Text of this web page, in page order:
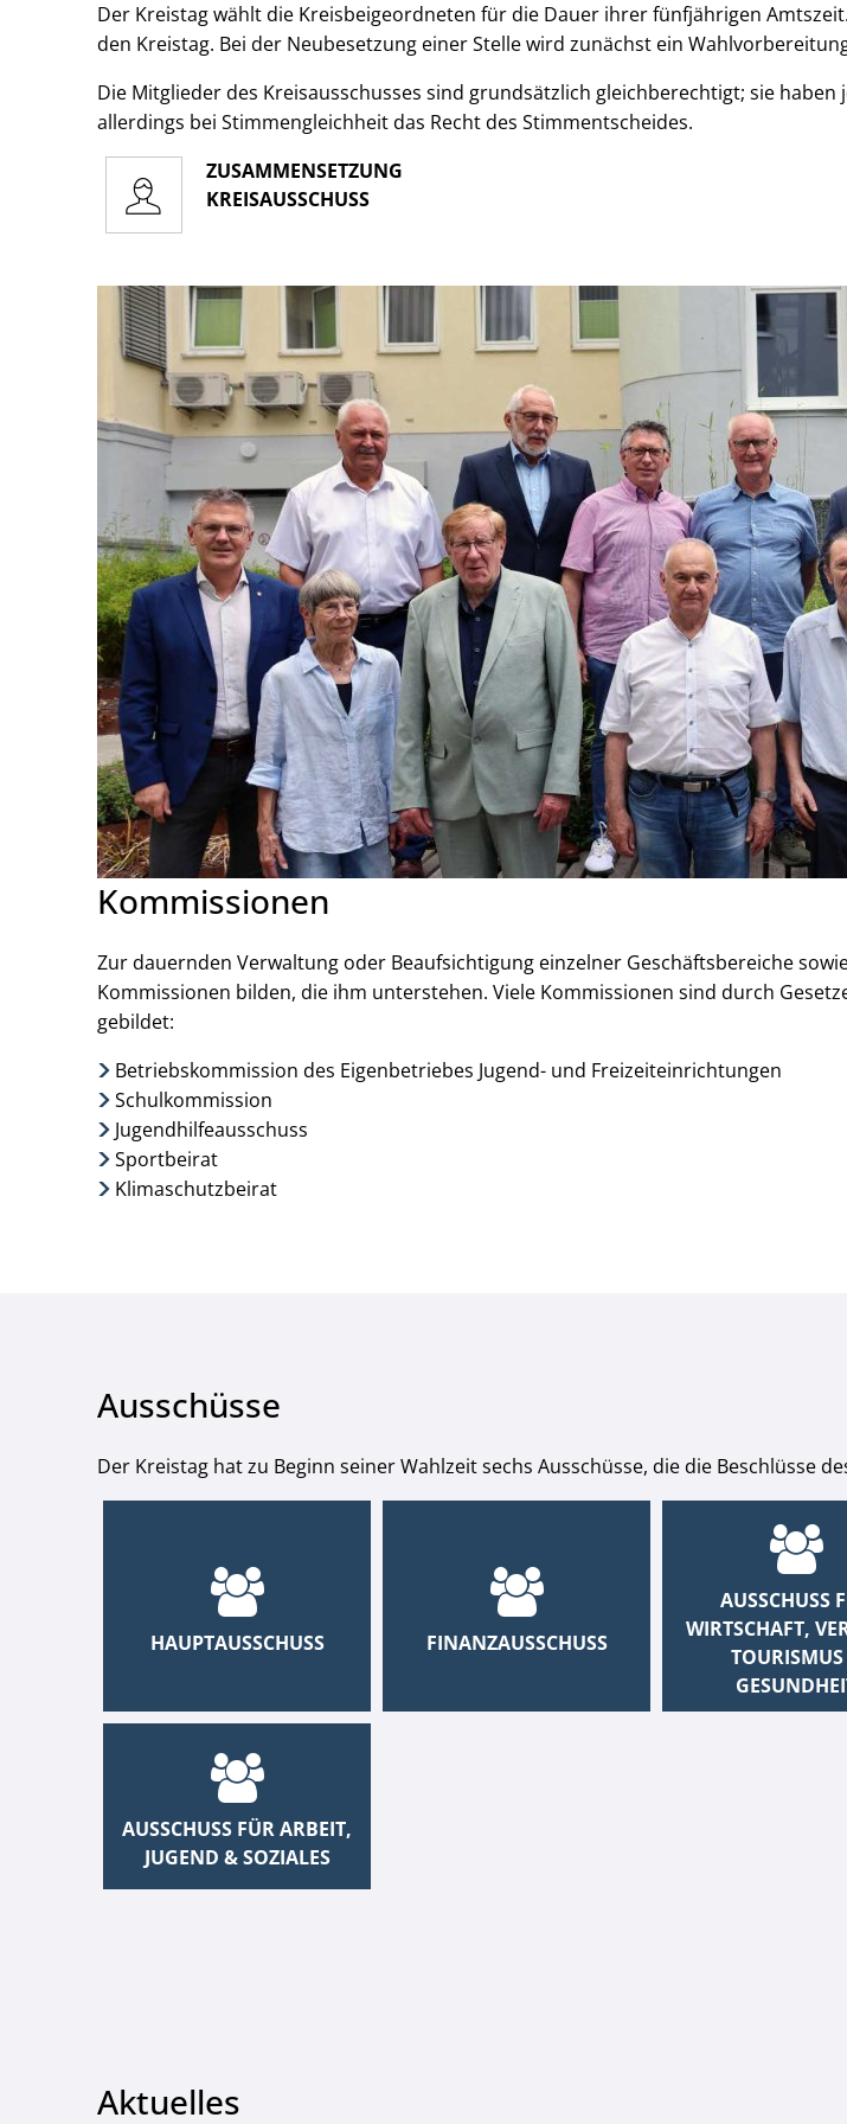
Der Kreistag wählt die Kreisbeigeordneten für die Dauer ihrer fünfjährigen
den Kreistag. Bei der Neubesetzung einer Stelle wird zunächst ein
Die Mitglieder des Kreisausschusses sind grundsätzlich gleichberechtigt; sie
allerdings bei Stimmengleichheit das Recht des Stimmentscheides.
ZUSAMMENSETZUNG
KREISAUSSCHUSS
Kommissionen
Zur dauernden Verwaltung oder Beaufsichtigung einzelner Geschäftsbereiche
Kommissionen bilden, die ihm unterstehen. Viele Kommissionen sind durch
gebildet:
Betriebskommission des Eigenbetriebes Jugend- und Freizeiteinrichtungen
Schulkommission
Jugendhilfeausschuss
Sportbeirat
Klimaschutzbeirat
Ausschüsse
Der Kreistag hat zu Beginn seiner Wahlzeit sechs Ausschüsse, die die Beschlüsse
HAUPTAUSSCHUSS FINANZAUSSCHUSS
AUSSCHUSS
WIRTSCHAFT,
AUSSCHUSS FÜR ARBEIT,
JUGEND & SOZIALES
Aktuelles